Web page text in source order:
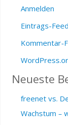
Anmelden
Eintrags-Feed
Kommentar-
Neueste
freenet vs.
Wachstum –